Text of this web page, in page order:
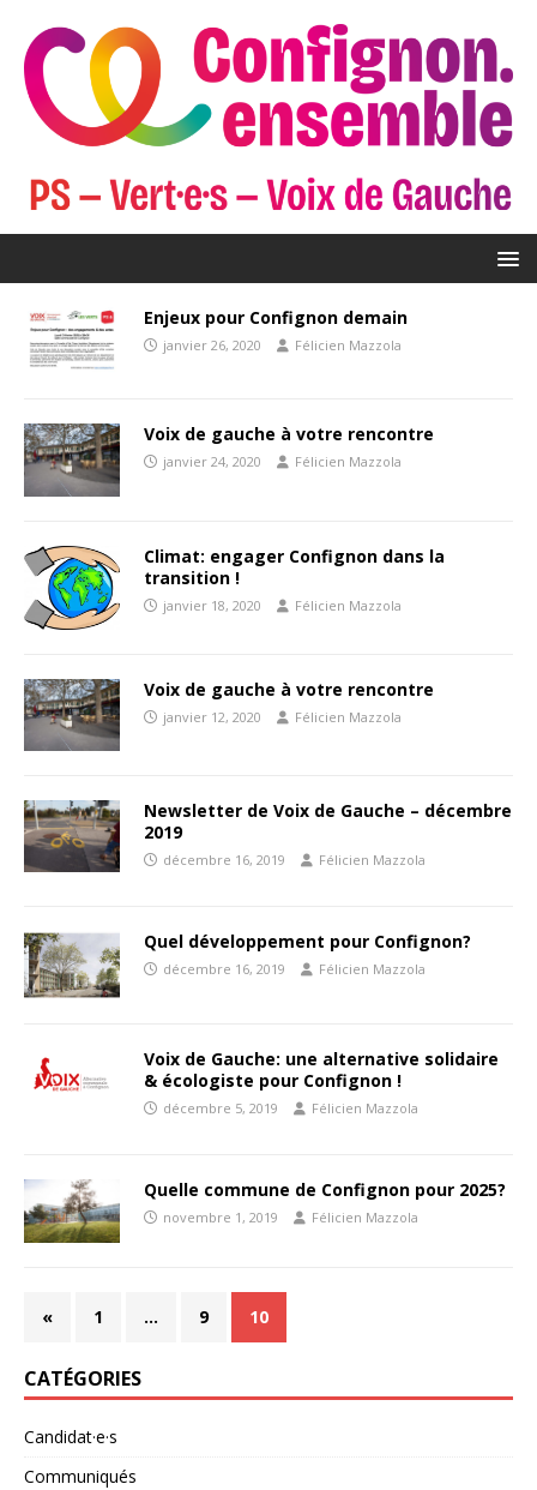
Enjeux pour Confignon demain
janvier 26, 2020 Félicien Mazzola
Voix de gauche à votre rencontre
janvier 24, 2020 Félicien Mazzola
Climat: engager Confignon dans la
transition !
janvier 18, 2020 Félicien Mazzola
Voix de gauche à votre rencontre
janvier 12, 2020 Félicien Mazzola
Newsletter de Voix de Gauche – décembre
2019
décembre 16, 2019 Félicien Mazzola
Quel développement pour Confignon?
décembre 16, 2019 Félicien Mazzola
Voix de Gauche: une alternative solidaire
& écologiste pour Confignon !
décembre 5, 2019 Félicien Mazzola
Quelle commune de Confignon pour 2025?
novembre 1, 2019 Félicien Mazzola
« 1 … 9 10
CATÉGORIES
Candidat·e·s
Communiqués